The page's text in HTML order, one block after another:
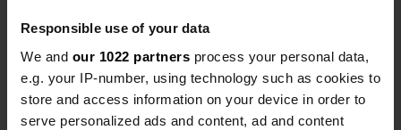
Responsible use of your data
We and our 1022 partners process your personal data,
e.g. your IP-number, using technology such as cookies to
store and access information on your device in order to
serve personalized ads and content, ad and content